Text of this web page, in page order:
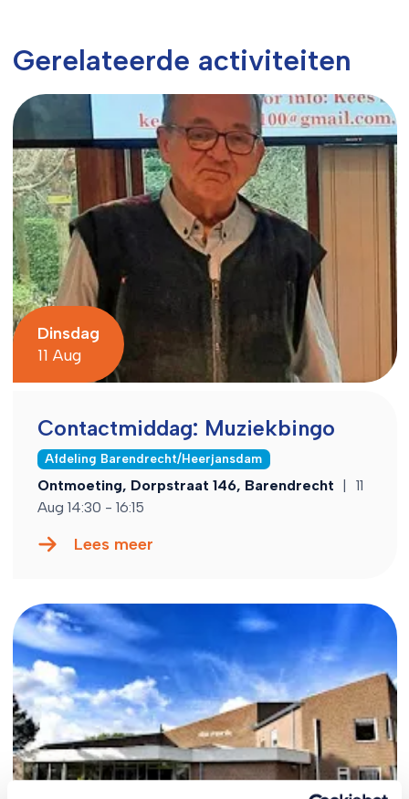
Gerelateerde activiteiten
Dinsdag
11 Aug
Contactmiddag: Muziekbingo
Afdeling Barendrecht/Heerjansdam
Ontmoeting, Dorpstraat 146, Barendrecht |
11
Aug 14:30 - 16:15
Lees meer